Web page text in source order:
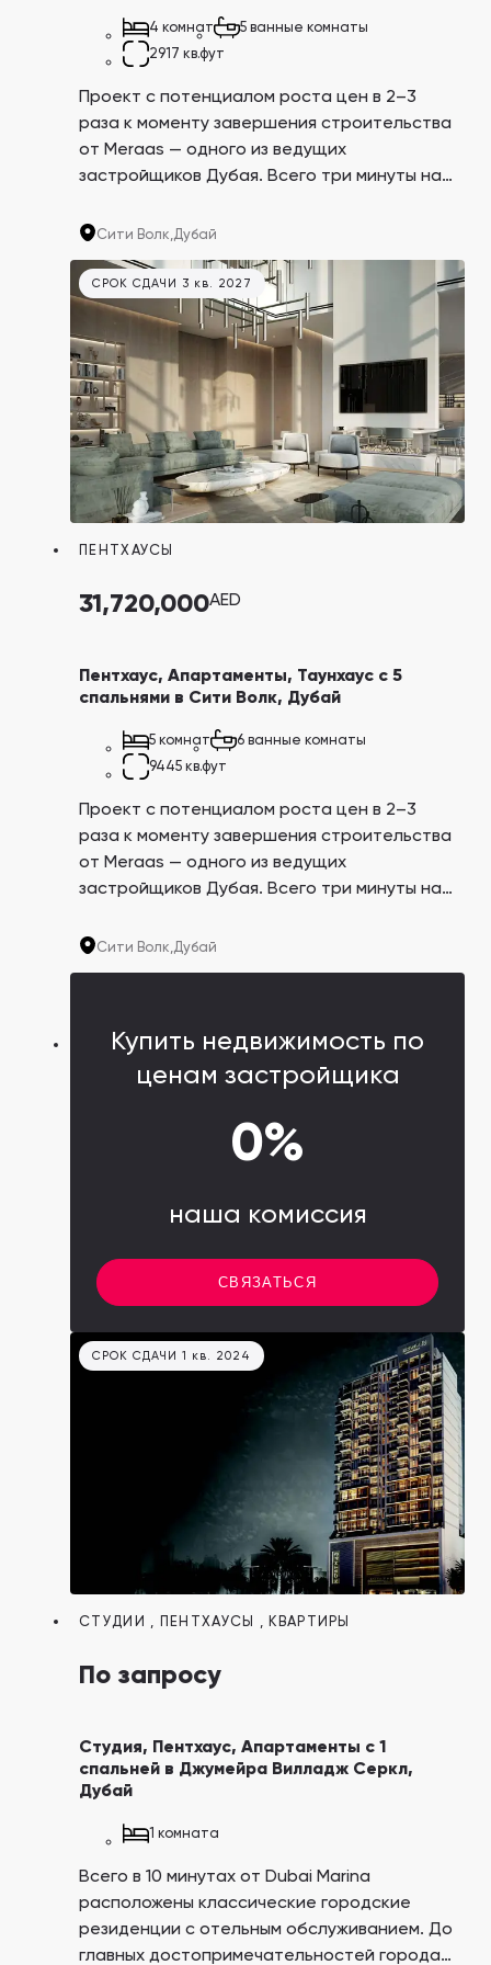
4 комнат
5 ванные комнаты
2917 кв.фут
Проект с потенциалом роста цен в 2–3
раза к моменту завершения строительства
от Meraas — одного из ведущих
застройщиков Дубая. Всего три минуты на
центра в мире Dubai Mall и небоскреба Burj
Сити Волк,Дубай
СРОК СДАЧИ 3 кв. 2027
ПЕНТХАУСЫ
31,720,000AED
Пентхаус, Апартаменты, Таунхаус с 5
спальнями в Сити Волк, Дубай
5 комнат
6 ванные комнаты
9445 кв.фут
Проект с потенциалом роста цен в 2–3
раза к моменту завершения строительства
от Meraas — одного из ведущих
застройщиков Дубая. Всего три минуты на
центра в мире Dubai Mall и небоскреба Burj
Сити Волк, Дубай
Купить недвижимость по
ценам застройщика
0%
наша комиссия
СВЯЗАТЬСЯ
СРОК СДАЧИ 1 кв. 2024
СТУДИИ , ПЕНТХАУСЫ , КВАРТИРЫ
По запросу
Студия, Пентхаус, Апартаменты с 1
спальней в Джумейра Вилладж Серкл,
Дубай
1 комната
Всего в 10 минутах от Dubai Marina
расположены классические городские
резиденции с отельным обслуживанием. До
главных достопримечательностей города